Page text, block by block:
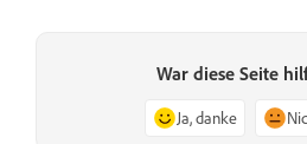
War diese Seite
Ja, danke